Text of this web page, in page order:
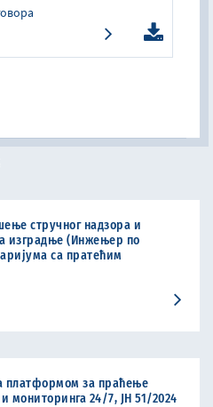
стручног надзора и
изградње (Инжењер по
са пратећим
платформом за праћење
мониторинга 24/7, ЈН 51/2024